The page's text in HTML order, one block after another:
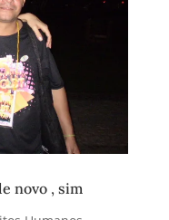
novo , sim